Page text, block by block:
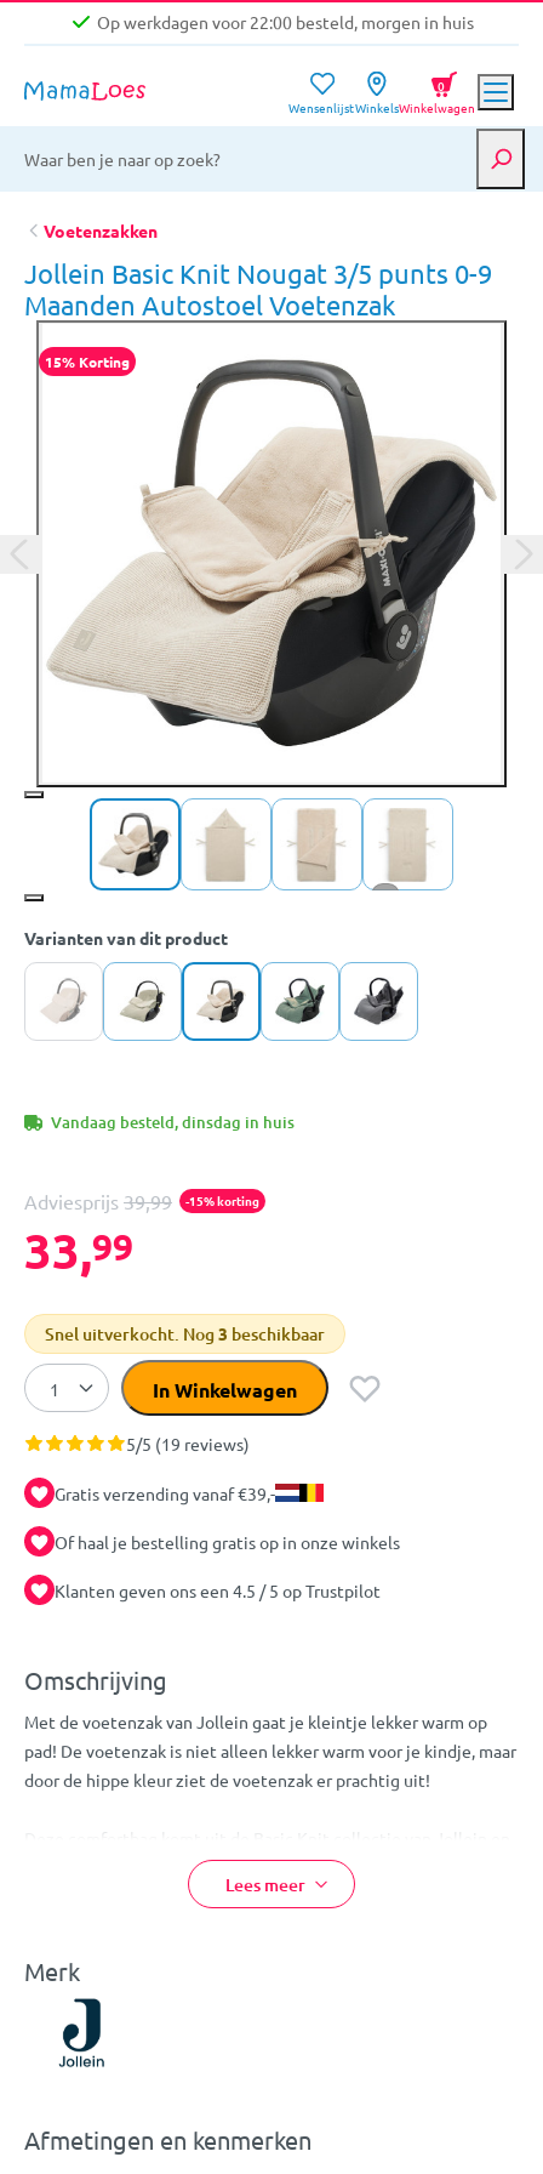
Op werkdagen voor 22:00 besteld, morgen in huis
Gratis verzending vanaf €39,-
Op werkdagen voor 22:00 besteld, morgen in huis
WensenlijstWinkelsWinkelwagen
0
Voetenzakken
Jollein Basic Knit Nougat 3/5 punts 0-9
Maanden Autostoel Voetenzak
15% Korting
+1
Varianten van dit product
Vandaag besteld, dinsdag in huis
Adviesprijs 39,99 -15% korting
33,99
Snel uitverkocht. Nog3 beschikbaar
In Winkelwagen
5/5 (19 reviews)
Gratis verzending vanaf €39,-
Of haal je bestelling gratis op in onze winkels
Klanten geven ons een 4.5 / 5 op Trustpilot
Omschrijving
Met de voetenzak van Jollein gaat je kleintje lekker warm op
pad! De voetenzak is niet alleen lekker warm voor je kindje, maar
door de hippe kleur ziet de voetenzak er prachtig uit!
Deze comfortbag komt uit de Basic Knit collectie van Jollein en
heeft een gebreid patroontje aan de buitenkant en zachte
fleece aan de binnenkant. Daarnaast heeft de voetenzak een
De voetenzak is geschikt voor gebruik in een groep 0
autostoeltje met 3- of 5-punts veiligheidsgordel.
Jollein Voetenzak
Lees meer
Merk
Afmetingen en kenmerken